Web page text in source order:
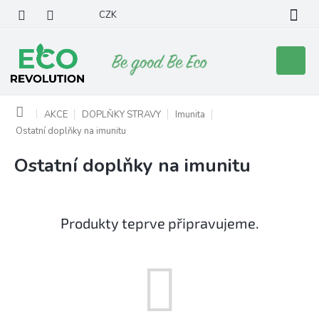
obsah
CZK
košík
Domů AKCE DOPLŇKY STRAVY
Imunita
Ostatní doplňky na imunitu
Ostatní doplňky na imunitu
Produkty teprve připravujeme.